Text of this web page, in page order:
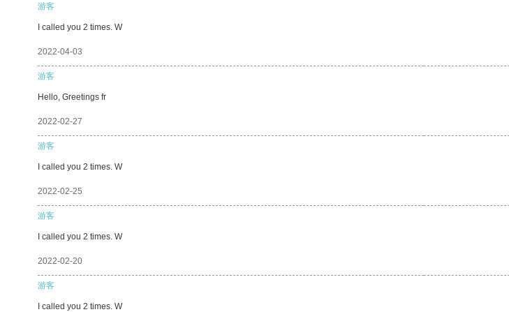
游客
I called you 2 times. W
2022-04-03
游客
Hello, Greetings fr
2022-02-27
游客
I called you 2 times. W
2022-02-25
游客
I called you 2 times. W
2022-02-20
游客
I called you 2 times. W